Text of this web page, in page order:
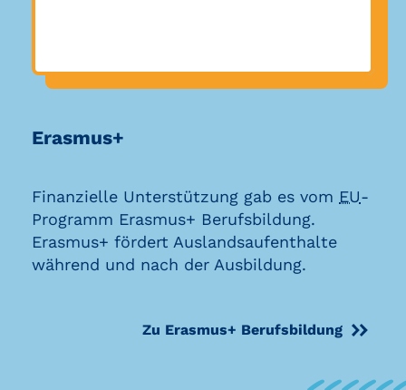
Erasmus+
Finanzielle Unterstützung gab es vom EU-
Programm Erasmus+ Berufsbildung.
Erasmus+ fördert Auslandsaufenthalte
während und nach der Ausbildung.
Zu Erasmus+ Berufsbildung